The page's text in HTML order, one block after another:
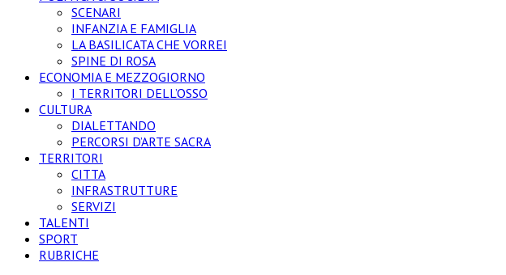
SCENARI
INFANZIA E FAMIGLIA
LA BASILICATA CHE VORREI
SPINE DI ROSA
ECONOMIA E MEZZOGIORNO
I TERRITORI DELL’OSSO
CULTURA
DIALETTANDO
PERCORSI D’ARTE SACRA
TERRITORI
CITTA
INFRASTRUTTURE
SERVIZI
TALENTI
SPORT
RUBRICHE